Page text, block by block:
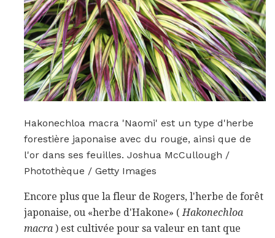
Hakonechloa macra 'Naomi' est un type d'herbe
forestière japonaise avec du rouge, ainsi que de
l'or dans ses feuilles. Joshua McCullough /
Photothèque / Getty Images
Encore plus que la fleur de Rogers, l'herbe de forêt
japonaise, ou «herbe d'Hakone» (Hakonechloa
macra ) est cultivée pour sa valeur en tant que